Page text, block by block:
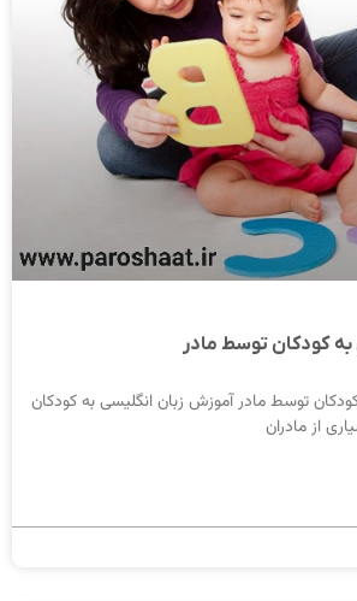
کودکان توسط مادر
توسط مادر آموزش زبان انگلیسی به کودکان
از مادران